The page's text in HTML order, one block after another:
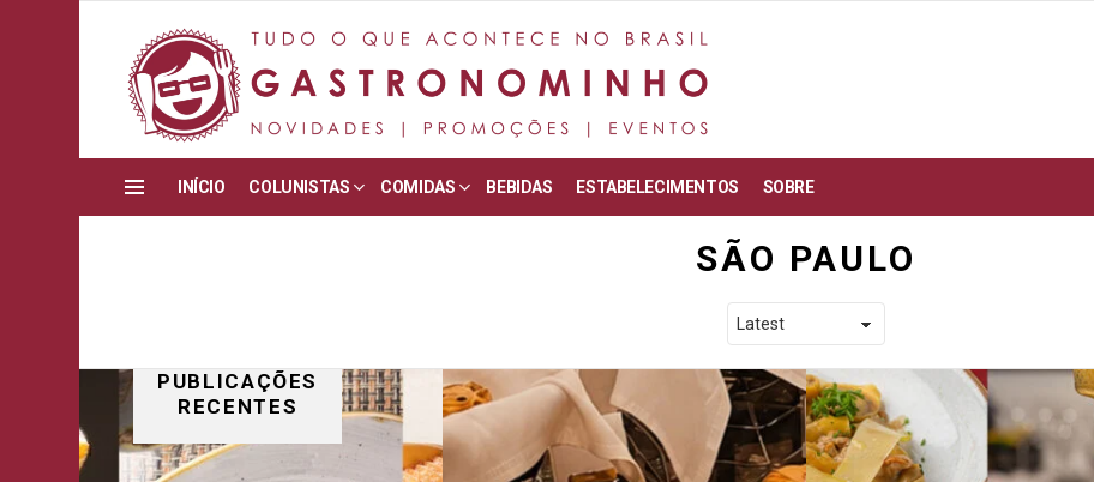
INÍCIO COLUNISTAS COMIDAS BEBIDAS ESTABELECIMENTOS SOBRE
SÃO PAULO
PUBLICAÇÕES
RECENTES